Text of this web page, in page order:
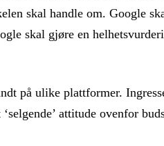
skal handle om. Google
skal gjøre en
på ulike plattformer.
attitude ovenfor